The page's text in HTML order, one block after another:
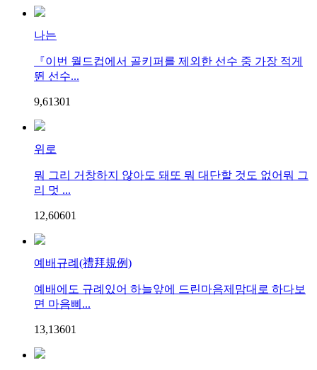
나는
『이번 월드컵에서 골키퍼를 제외한 선수 중 가장 적게
뛴 선수...
9,61301
위로
뭐 그리 거창하지 않아도 돼또 뭐 대단할 것도 없어뭐 그
리 멋 ...
12,60601
예배규례(禮拜規例)
예배에도 규례있어 하늘앞에 드린마음제맘대로 하다보
면 마음삐...
13,13601